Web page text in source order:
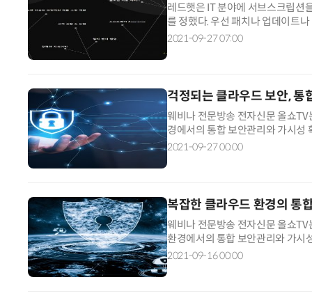
레드햇은 IT 분야에 서브스크립션
를 정했다. 우선 패치나 업데이트
강력한 보안도 유지하고 있다. 라
2021-09-27 07:00
걱정되는 클라우드 보안, 통
웨비나 전문방송 전자신문 올쇼
경에서의 통합 보안관리와 가시성
2021-09-27 00:00
복잡한 클라우드 환경의 통
웨비나 전문방송 전자신문 올쇼
환경에서의 통합 보안관리와 가시
2021-09-16 00:00